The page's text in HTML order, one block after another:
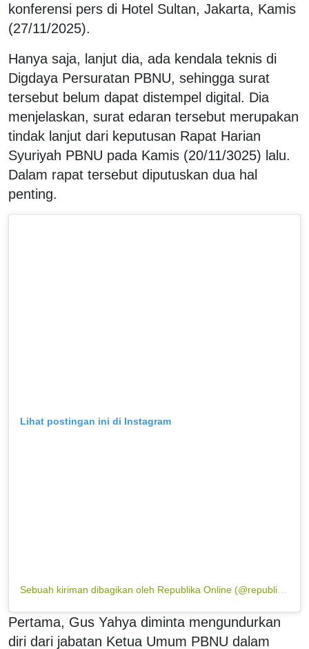
konferensi pers di Hotel Sultan, Jakarta, Kamis
(27/11/2025).
Hanya saja, lanjut dia, ada kendala teknis di
Digdaya Persuratan PBNU, sehingga surat
tersebut belum dapat distempel digital. Dia
menjelaskan, surat edaran tersebut merupakan
tindak lanjut dari keputusan Rapat Harian
Syuriyah PBNU pada Kamis (20/11/3025) lalu.
Dalam rapat tersebut diputuskan dua hal
penting.
Lihat postingan ini di Instagram
Sebuah kiriman dibagikan oleh Republika Online (@republikaonline)
Pertama, Gus Yahya diminta mengundurkan
diri dari jabatan Ketua Umum PBNU dalam